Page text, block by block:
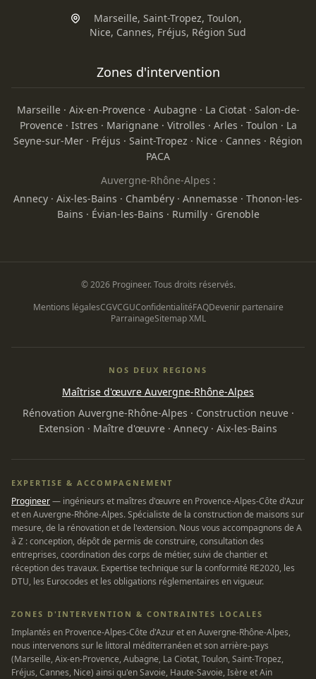
Marseille, Saint-Tropez, Toulon,
Nice, Cannes, Fréjus, Région Sud
Zones d'intervention
Marseille· Aix-en-Provence· Aubagne· La Ciotat· Salon-de-
Provence· Istres · Marignane· Vitrolles · Arles · Toulon · La
Seyne-sur-Mer · Fréjus · Saint-Tropez · Nice · Cannes · Région
PACA
Auvergne-Rhône-Alpes :
Annecy · Aix-les-Bains · Chambéry · Annemasse · Thonon-les-
Bains · Évian-les-Bains · Rumilly· Grenoble
© 2026 Progineer. Tous droits réservés.
Mentions légalesCGVCGUConfidentialitéFAQDevenir partenaire
ParrainageSitemap XML
NOS DEUX REGIONS
Maîtrise d'œuvre Auvergne-Rhône-Alpes
Rénovation Auvergne-Rhône-Alpes · Construction neuve·
Extension · Maître d'œuvre · Annecy · Aix-les-Bains
EXPERTISE & ACCOMPAGNEMENT
Progineer— ingénieurs et maîtres d'œuvre en Provence-Alpes-Côte d'Azur
et en Auvergne-Rhône-Alpes. Spécialiste de la construction de maisons sur
mesure, de la rénovation et de l'extension. Nous vous accompagnons de A
à Z : conception, dépôt de permis de construire, consultation des
entreprises, coordination des corps de métier, suivi de chantier et
réception des travaux. Expertise technique sur la conformité RE2020, les
DTU, les Eurocodes et les obligations réglementaires en vigueur.
ZONES D'INTERVENTION & CONTRAINTES LOCALES
Implantés en Provence-Alpes-Côte d'Azur et en Auvergne-Rhône-Alpes,
nous intervenons sur le littoral méditerranéen et son arrière-pays
(Marseille, Aix-en-Provence, Aubagne, La Ciotat, Toulon, Saint-Tropez,
Fréjus, Cannes, Nice) ainsi qu'en Savoie, Haute-Savoie, Isère et Ain